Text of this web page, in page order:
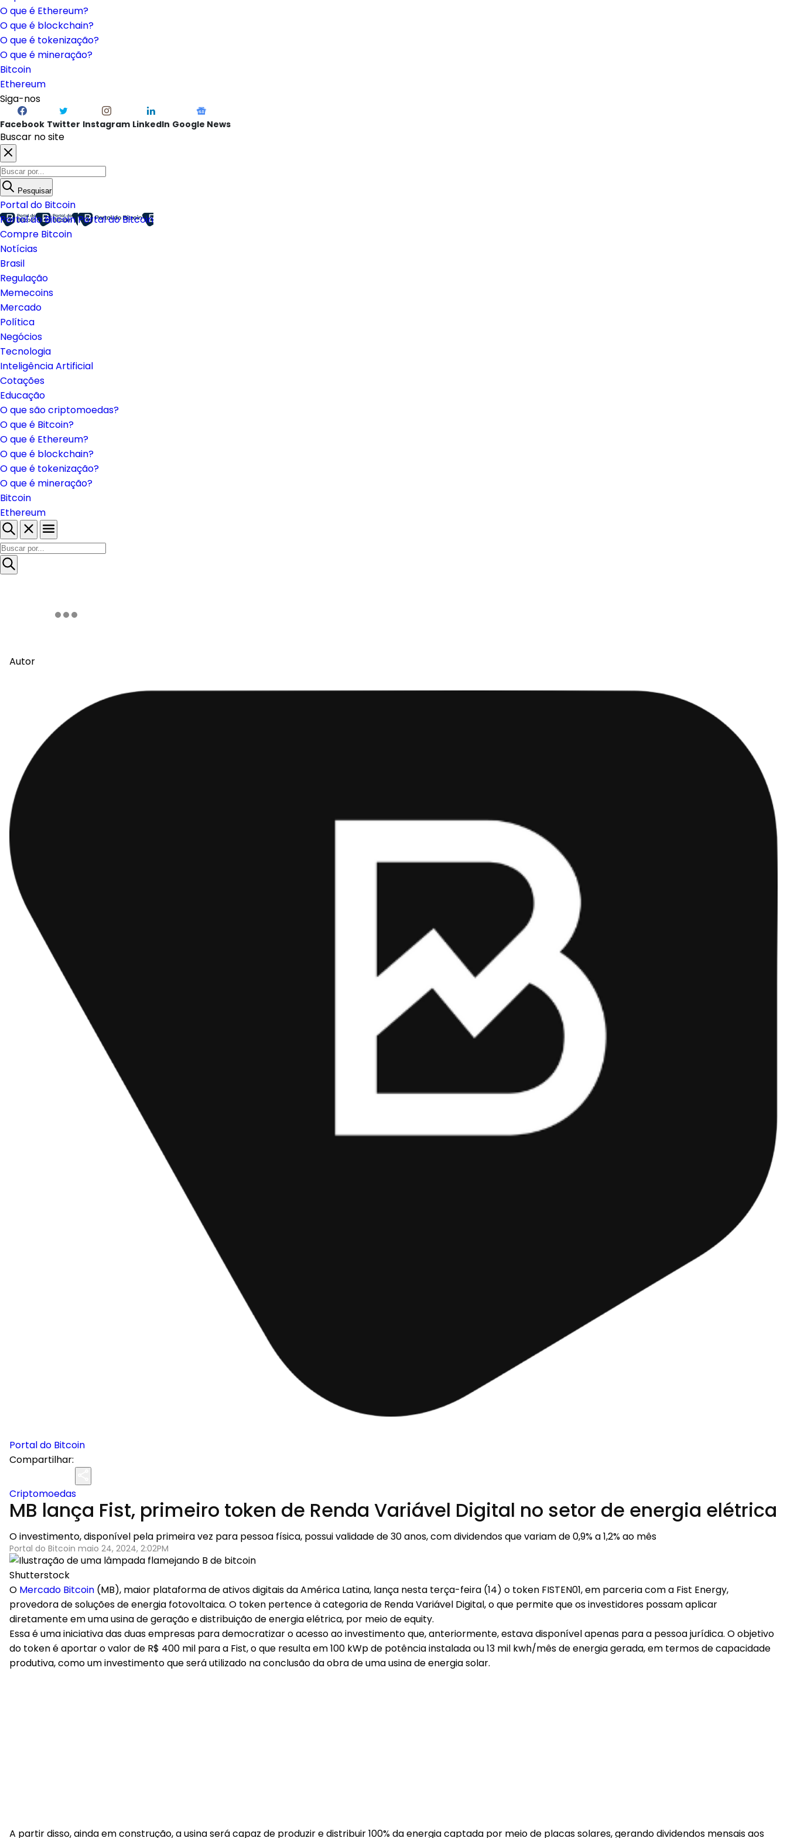
O que é Ethereum?
O que é blockchain?
O que é tokenização?
O que é mineração?
Bitcoin
Ethereum
Siga-nos
Facebook Twitter Instagram LinkedIn Google News
Buscar no site
Pesquisar
Portal do Bitcoin
Portal do BitcoinPortal do Bitcoin
Compre Bitcoin
Notícias
Brasil
Regulação
Memecoins
Mercado
Política
Negócios
Tecnologia
Inteligência Artificial
Cotações
Educação
O que são criptomoedas?
O que é Bitcoin?
O que é Ethereum?
O que é blockchain?
O que é tokenização?
O que é mineração?
Bitcoin
Ethereum
Autor
Portal do Bitcoin
Compartilhar:
Criptomoedas
MB lança Fist, primeiro token de Renda Variável Digital no setor de energia elétrica
O investimento, disponível pela primeira vez para pessoa física, possui validade de 30 anos, com dividendos que variam de 0,9% a 1,2% ao mês
Portal do Bitcoin maio 24, 2024, 2:02PM
Shutterstock
O Mercado Bitcoin (MB), maior plataforma de ativos digitais da América Latina, lança nesta terça-feira (14) o token FISTEN01, em parceria com a Fist Energy,
provedora de soluções de energia fotovoltaica. O token pertence à categoria de Renda Variável Digital, o que permite que os investidores possam aplicar
diretamente em uma usina de geração e distribuição de energia elétrica, por meio de equity.
Essa é uma iniciativa das duas empresas para democratizar o acesso ao investimento que, anteriormente, estava disponível apenas para a pessoa jurídica. O objetivo
do token é aportar o valor de R$ 400 mil para a Fist, o que resulta em 100 kWp de potência instalada ou 13 mil kwh/mês de energia gerada, em termos de capacidade
produtiva, como um investimento que será utilizado na conclusão da obra de uma usina de energia solar.
A partir disso, ainda em construção, a usina será capaz de produzir e distribuir 100% da energia captada por meio de placas solares, gerando dividendos mensais aos